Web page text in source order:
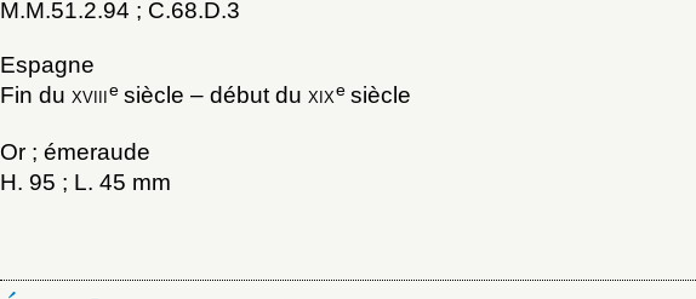
M.M.51.2.94 ; C.68.D.3
Espagne
Fin du xviiiesiècle – début du xixesiècle
Or ; émeraude
H. 95 ; L. 45 mm
Choix du dossier où ajouter la
Connexion
Courriel